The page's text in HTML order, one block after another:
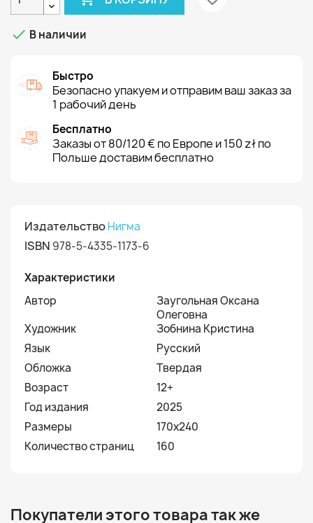
 В наличии
Быстро
Безопасно упакуем и отправим ваш заказ за
1 рабочий день
Бесплатно
Заказы от 80/120 € по Европе и 150 zł по
Польше доставим бесплатно
ИздательствоНигма
ISBN 978-5-4335-1173-6
Характеристики
Автор
Заугольная Оксана
Олеговна
Художник
Зобнина Кристина
Язык
Русский
Обложка
Твердая
Возраст
12+
Год издания
2025
Размеры
170x240
Количество страниц
160
Покупатели этого товара так же